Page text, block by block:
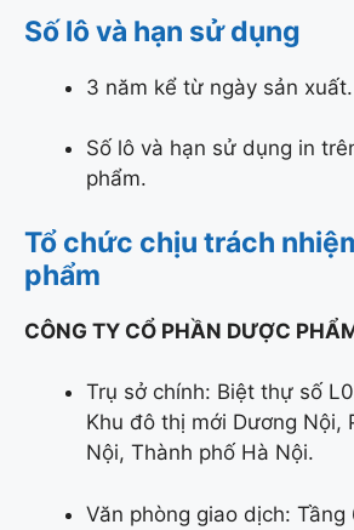
Số lô và hạn sử dụng
3 năm kể từ ngày sản xuất.
Số lô và hạn sử dụng in
phẩm.
Tổ chức chịu trách
phẩm
CÔNG TY CỔ PHẦN DƯỢC
Trụ sở chính: Biệt thự số
Khu đô thị mới Dương Nội,
Nội, Thành phố Hà Nội.
Văn phòng giao dịch: Tầng